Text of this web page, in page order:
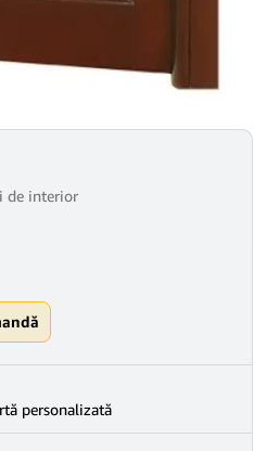
de interior
personalizată